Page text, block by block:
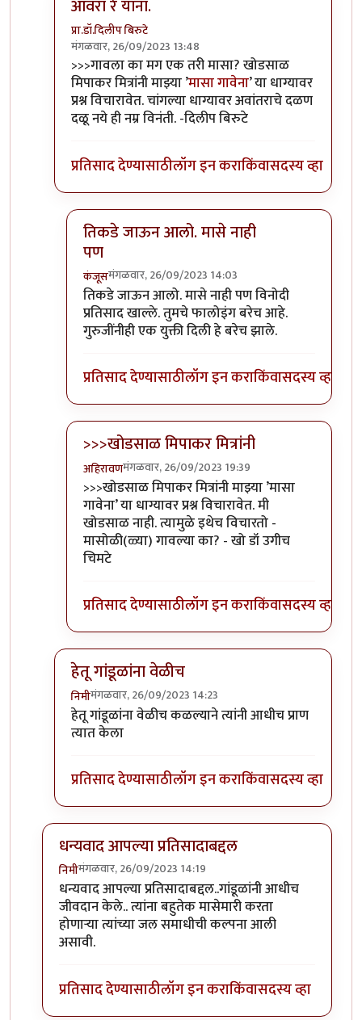
आवरा रे यांना.
प्रा.डॉ.दिलीप बिरुटे
मंगळवार, 26/09/2023 13:48
In reply toटपोरे गांडुळ आहेत, ही गांडुळंby
>>>गावला का मग एक तरी मासा? खोडसाळ
मिपाकर मित्रांनी माझ्या ’मासा गावेना’ या धाग्यावर
प्रश्न विचारावेत. चांगल्या धाग्यावर अवांतराचे दळण
दळू नये ही नम्र विनंती. -दिलीप बिरुटे
प्रतिसाद देण्यासाठीलॉग इन कराकिंवासदस्य व्हा
तिकडे जाऊन आलो. मासे नाही
पण
कंजूसमंगळवार, 26/09/2023 14:03
In reply toआवरा रे यांना.byप्रा.डॉ.दिलीप बिरुटे
तिकडे जाऊन आलो. मासे नाही पण विनोदी
प्रतिसाद खाल्ले. तुमचे फालोइंग बरेच आहे.
गुरुजींनीही एक युक्ती दिली हे बरेच झाले.
प्रतिसाद देण्यासाठीलॉग इन कराकिंवासदस्य व्हा
>>>खोडसाळ मिपाकर मित्रांनी
अहिरावणमंगळवार, 26/09/2023 19:39
In reply toआवरा रे यांना.byप्रा.डॉ.दिलीप बिरुटे
>>>खोडसाळ मिपाकर मित्रांनी माझ्या ’मासा
गावेना’ या धाग्यावर प्रश्न विचारावेत. मी
खोडसाळ नाही. त्यामुळे इथेच विचारतो -
मासोळी(ळ्या) गावल्या का? - खो डॉ उगीच
चिमटे
प्रतिसाद देण्यासाठीलॉग इन कराकिंवासदस्य व्हा
हेतू गांडूळांना वेळीच
निमीमंगळवार, 26/09/2023 14:23
In reply toटपोरे गांडुळ आहेत, ही गांडुळंbyगवि
हेतू गांडूळांना वेळीच कळल्याने त्यांनी आधीच प्राण
त्यात केला
प्रतिसाद देण्यासाठीलॉग इन कराकिंवासदस्य व्हा
धन्यवाद आपल्या प्रतिसादाबद्दल
निमीमंगळवार, 26/09/2023 14:19
In reply toछान. खत प्रकल्प आवडला. आमच्याby
धन्यवाद आपल्या प्रतिसादाबद्दल..गांडूळांनी आधीच
जीवदान केले.. त्यांना बहुतेक मासेमारी करता
होणाऱ्या त्यांच्या जल समाधीची कल्पना आली
असावी.
प्रतिसाद देण्यासाठीलॉग इन कराकिंवासदस्य व्हा